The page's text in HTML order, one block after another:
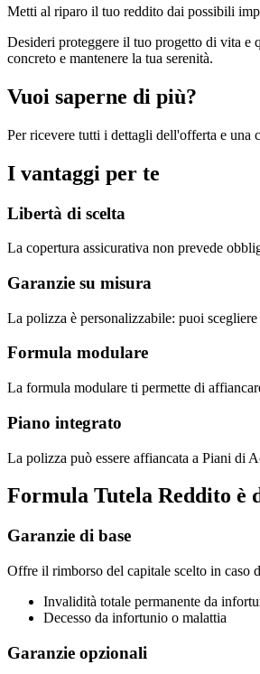
Metti al riparo il tuo reddito dai possibili
Desideri proteggere il tuo progetto di vita e
concreto e mantenere la tua serenità.
Vuoi saperne di più?
Per ricevere tutti i dettagli dell'offerta e una
I vantaggi per te
Libertà di scelta
La copertura assicurativa non prevede
Garanzie su misura
La polizza è personalizzabile: puoi
Formula modulare
La formula modulare ti permette di
Piano integrato
La polizza può essere affiancata a Piani di
Formula Tutela Reddito è
Garanzie di base
Offre il rimborso del capitale scelto in caso
Invalidità totale permanente da
Decesso da infortunio o malattia
Garanzie opzionali